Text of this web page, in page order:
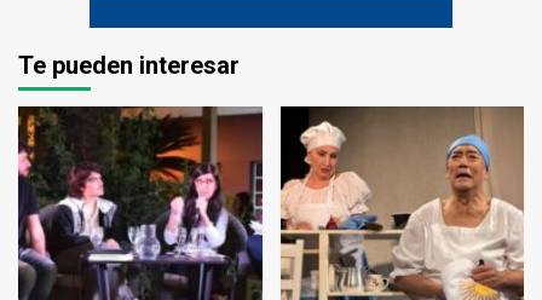
Te pueden interesar